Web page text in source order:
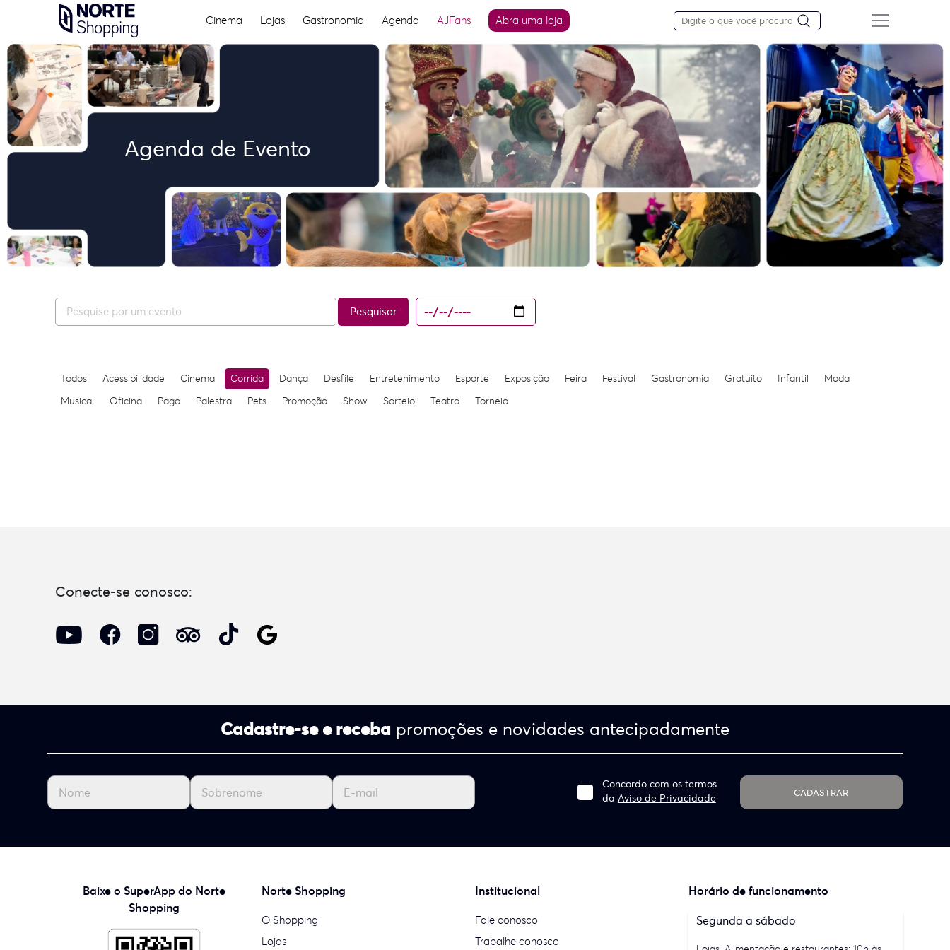
Skip
to
content
Cinema Lojas Gastronomia Agenda AJFans Abra uma loja
Agenda de Evento
Pesquisar
Todos Acessibilidade Cinema Corrida Dança Desfile Entretenimento Esporte Exposição Feira Festival Gastronomia Gratuito Infantil
Moda
Musical
Oficina Pago Palestra Pets Promoção Show Sorteio Teatro Torneio
Conecte-se conosco:
Cadastre-se e receba promoções e novidades antecipadamente
Concordo com os termos
da Aviso de Privacidade CADASTRAR
Baixe o SuperApp do Norte
Shopping
Norte Shopping
O Shopping
Lojas
Institucional
Fale conosco
Trabalhe conosco
Horário de funcionamento
Segunda a sábado